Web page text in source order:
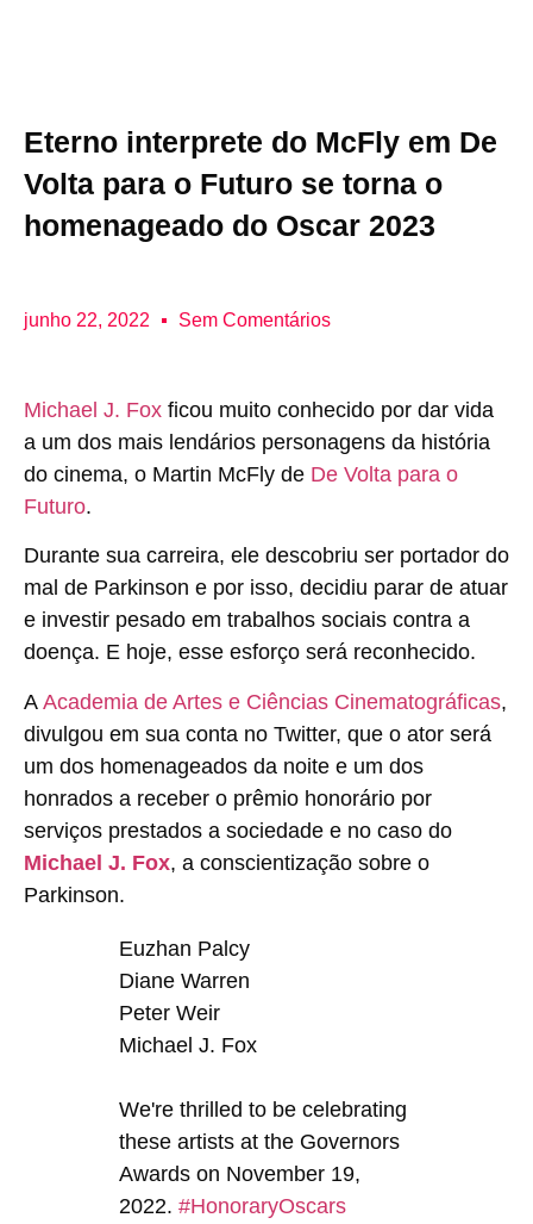
Eterno interprete do McFly em De
Volta para o Futuro se torna o
homenageado do Oscar 2023
junho 22, 2022 Sem Comentários
Michael J. Fox ficou muito conhecido por dar vida
a um dos mais lendários personagens da história
do cinema, o Martin McFly de De Volta para o
Futuro.
Durante sua carreira, ele descobriu ser portador do
mal de Parkinson e por isso, decidiu parar de atuar
e investir pesado em trabalhos sociais contra a
doença. E hoje, esse esforço será reconhecido.
A Academia de Artes e Ciências Cinematográficas,
divulgou em sua conta no Twitter, que o ator será
um dos homenageados da noite e um dos
honrados a receber o prêmio honorário por
serviços prestados a sociedade e no caso do
Michael J. Fox, a conscientização sobre o
Parkinson.
Euzhan Palcy
Diane Warren
Peter Weir
Michael J. Fox
We're thrilled to be celebrating
these artists at the Governors
Awards on November 19,
2022. #HonoraryOscars